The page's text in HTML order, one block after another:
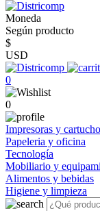
Moneda
Según producto
$
USD
0
0
Impresoras y
Papeleria y oficina
Tecnología
Mobiliario y
Alimentos y bebidas
Higiene y limpieza